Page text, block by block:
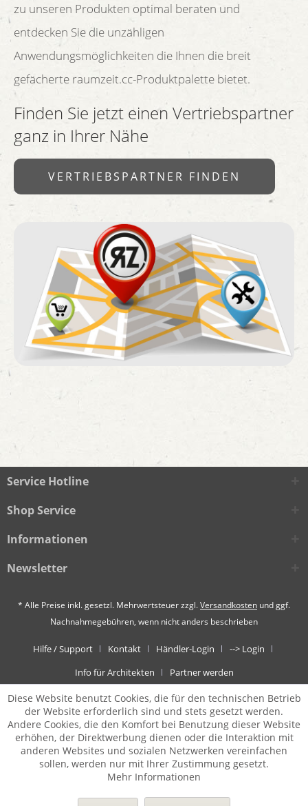
zu unseren Produkten optimal beraten und
entdecken Sie die unzähligen
Anwendungsmöglichkeiten die Ihnen die breit
gefächerte raumzeit.cc-Produktpalette bietet.
Finden Sie jetzt einen Vertriebspartner
ganz in Ihrer Nähe
VERTRIEBSPARTNER FINDEN
Service Hotline
Shop Service
Informationen
Newsletter
* Alle Preise inkl. gesetzl. Mehrwertsteuer zzgl.Versandkosten und ggf.
Nachnahmegebühren, wenn nicht anders beschrieben
Hilfe / Support Kontakt Händler-Login
--> Login
Info für Architekten
Partner werden
Diese Website benutzt Cookies, die für den technischen Betrieb
der Website erforderlich sind und stets gesetzt werden.
Andere Cookies, die den Komfort bei Benutzung dieser Website
erhöhen, der Direktwerbung dienen oder die Interaktion mit
anderen Websites und sozialen Netzwerken vereinfachen
sollen, werden nur mit Ihrer Zustimmung gesetzt.
Mehr Informationen